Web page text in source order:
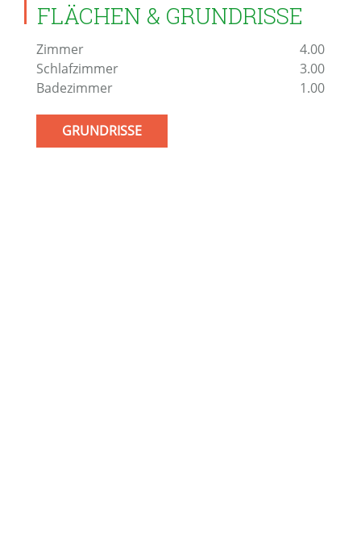
FLÄCHEN & GRUNDRISSE
Zimmer
4.00
Schlafzimmer
3.00
Badezimmer
1.00
GRUNDRISSE